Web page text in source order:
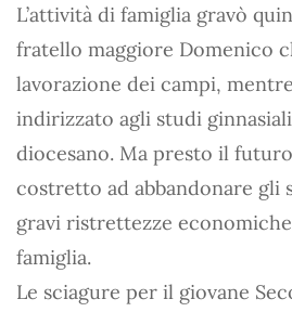
L’attività di famiglia gravò
fratello maggiore Domenico
lavorazione dei campi,
indirizzato agli studi
diocesano. Ma presto il
costretto ad abbandonare gli
gravi ristrettezze
famiglia.
Le sciagure per il giovane